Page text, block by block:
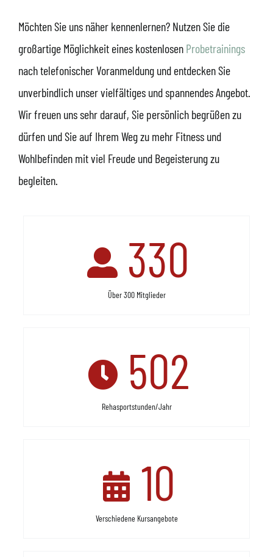
Möchten Sie uns näher kennenlernen? Nutzen Sie die
großartige Möglichkeit eines kostenlosen Probetrainings
nach telefonischer Voranmeldung und entdecken Sie
unverbindlich unser vielfältiges und spannendes Angebot.
Wir freuen uns sehr darauf, Sie persönlich begrüßen zu
dürfen und Sie auf Ihrem Weg zu mehr Fitness und
Wohlbefinden mit viel Freude und Begeisterung zu
begleiten.
330
Über 300 Mitglieder
502
Rehasportstunden/Jahr
10
Verschiedene Kursangebote